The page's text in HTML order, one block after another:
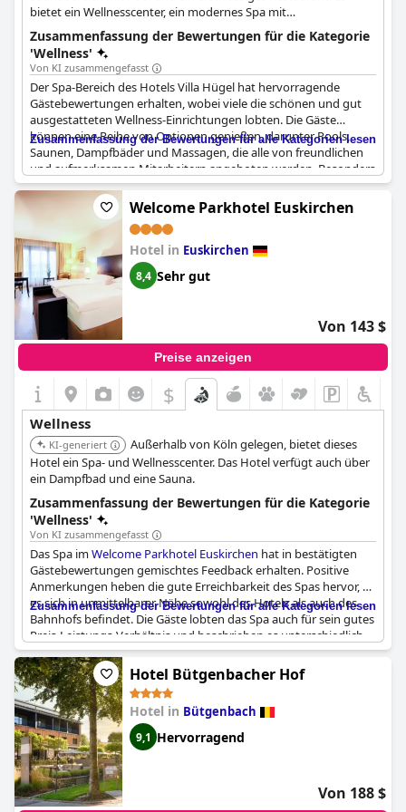
bietet ein Wellnesscenter, ein modernes Spa mit
Behandlungsraum, einen Whirlpool und Saunabereiche. Der
Spa-Bereich erhält hervorragende Gästebewertungen, wobei
viele die schönen und gut ausgestatteten
Wellnesseinrichtungen loben. Gäste können Pools, Saunen,
Dampfbäder und Massagen genießen.
Zusammenfassung der Bewertungen für die Kategorie
'Wellness'
Von KI zusammengefasst
Der Spa-Bereich des Hotels Villa Hügel hat hervorragende
Gästebewertungen erhalten, wobei viele die schönen und gut
ausgestatteten Wellness-Einrichtungen lobten. Die Gäste
können eine Reihe von Optionen genießen, darunter Pools,
Saunen, Dampfbäder und Massagen, die alle von freundlichen
und aufmerksamen Mitarbeitern angeboten werden. Besonders
beeindruckend ist der Saunabereich mit seinen großen
Glasfenstern, der ein wirklich entspannendes und angenehmes
Erlebnis bietet. Der Skypool und der Gartenbereich im Freien
sind ebenfalls sehr beliebt und bieten den Gästen einen ruhigen
Ort zum Entspannen. Einige wünschten sich zwar einen
separaten Entspannungsbereich im Freien, aber insgesamt ist
man sich einig, dass das Spa des Hotels Villa Hügel eine
Wellness-Oase mit fantastischen Pools und ausgezeichneten
Einrichtungen für Gäste ist, die Verjüngung und Entspannung
suchen.
Zusammenfassung der Bewertungen für alle Kategorien lesen
Welcome Parkhotel Euskirchen
Hotel in Euskirchen
8,4 Sehr gut
Von 143 $
Preise anzeigen
$
Wellness
KI-generiert
Außerhalb von Köln gelegen, bietet dieses
Hotel ein Spa- und Wellnesscenter. Das Hotel verfügt auch über
ein Dampfbad und eine Sauna.
Zusammenfassung der Bewertungen für die Kategorie
'Wellness'
Von KI zusammengefasst
Das Spa imWelcome Parkhotel Euskirchen hat in bestätigten
Gästebewertungen gemischtes Feedback erhalten. Positive
Anmerkungen heben die gute Erreichbarkeit des Spas hervor, da
es sich in unmittelbarer Nähe sowohl des Hotels als auch des
Bahnhofs befindet. Die Gäste lobten das Spa auch für sein gutes
Preis-Leistungs-Verhältnis und beschrieben es unterschiedlich
als fantastisch, wunderschön, nett und klein, aber dennoch
wunderschön. Im Allgemeinen wurde der Spa-Bereich als
überwiegend gut ausgestattet angesehen.
Einige Gäste hatten jedoch Probleme während ihrer Besuche. Es
gab mehrere Erwähnungen, dass der Whirlpool seit mehreren
Wochen außer Betrieb war und das Dampfbad unbenutzbar war.
Zusätzlich war nur eine von drei Saunen in Betrieb, und den
Gästen wurde beim Auschecken der Zugang zur Sauna
berechnet. Das Schwimmbad war während einiger Aufenthalte
Zusammenfassung der Bewertungen für alle Kategorien lesen
Hotel Bütgenbacher Hof
Hotel in Bütgenbach
9,1 Hervorragend
Von 188 $